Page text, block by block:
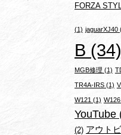
FORZA
(1) jaguarXJ40
B (34)
MGB修理 (1)
TR4A-IRS(1)
W121 (1) W126
YouTube
(2) アウト